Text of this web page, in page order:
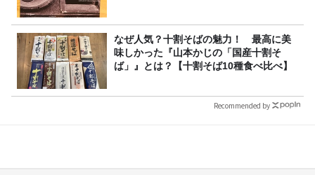
なぜ人気？十割そばの魅力！ 最高に美
味しかった『山本かじの「国産十割そ
ば」』とは？【十割そば10種食べ比べ】
Recommended by